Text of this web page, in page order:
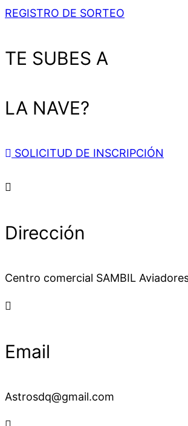
REGISTRO DE SORTEO
TE SUBES A
LA NAVE?
SOLICITUD DE INSCRIPCIÓN
Dirección
Centro comercial SAMBIL
Email
Astrosdq@gmail.com